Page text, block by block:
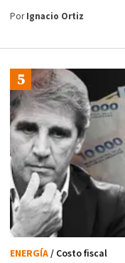
PorIgnacio Ortiz
ENERGÍA/ Costo fiscal